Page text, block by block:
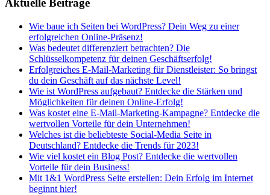
Aktuelle Beiträge
Wie baue ich Seiten bei WordPress? Dein Weg zu einer
erfolgreichen Online-Präsenz!
Was bedeutet differenziert betrachten? Die
Schlüsselkompetenz für deinen Geschäftserfolg!
Erfolgreiches E-Mail-Marketing für Dienstleister: So bringst
du dein Geschäft auf das nächste Level!
Wie ist WordPress aufgebaut? Entdecke die Stärken und
Möglichkeiten für deinen Online-Erfolg!
Was kostet eine E-Mail-Marketing-Kampagne? Entdecke die
wertvollen Vorteile für dein Unternehmen!
Welches ist die beliebteste Social-Media Seite in
Deutschland? Entdecke die Trends für 2023!
Wie viel kostet ein Blog Post? Entdecke die wertvollen
Vorteile für dein Business!
Mit 1&1 WordPress Seite erstellen: Dein Erfolg im Internet
beginnt hier!